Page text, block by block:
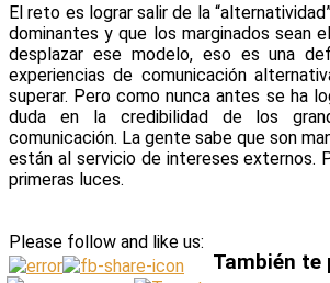
El reto es lograr salir de la
dominantes y que los marginados sean
desplazar ese modelo, eso es una
experiencias de comunicación
superar. Pero como nunca antes se ha
duda en la credibilidad de los
comunicación. La gente sabe que son
están al servicio de intereses externos.
primeras luces.
Please follow and like us:
También te